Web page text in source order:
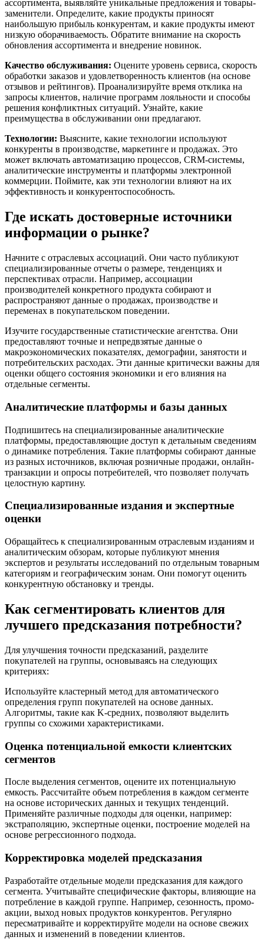
ассортимента, выявляйте уникальные предложения и товары-
заменители. Определите, какие продукты приносят
наибольшую прибыль конкурентам, и какие продукты имеют
низкую оборачиваемость. Обратите внимание на скорость
обновления ассортимента и внедрение новинок.
Качество обслуживания: Оцените уровень сервиса, скорость
обработки заказов и удовлетворенность клиентов (на основе
отзывов и рейтингов). Проанализируйте время отклика на
запросы клиентов, наличие программ лояльности и способы
решения конфликтных ситуаций. Узнайте, какие
преимущества в обслуживании они предлагают.
Технологии: Выясните, какие технологии используют
конкуренты в производстве, маркетинге и продажах. Это
может включать автоматизацию процессов, CRM-системы,
аналитические инструменты и платформы электронной
коммерции. Поймите, как эти технологии влияют на их
эффективность и конкурентоспособность.
Где искать достоверные источники
информации о рынке?
Начните с отраслевых ассоциаций. Они часто публикуют
специализированные отчеты о размере, тенденциях и
перспективах отрасли. Например, ассоциации
производителей конкретного продукта собирают и
распространяют данные о продажах, производстве и
переменах в покупательском поведении.
Изучите государственные статистические агентства. Они
предоставляют точные и непредвзятые данные о
макроэкономических показателях, демографии, занятости и
потребительских расходах. Эти данные критически важны для
оценки общего состояния экономики и его влияния на
отдельные сегменты.
Аналитические платформы и базы данных
Подпишитесь на специализированные аналитические
платформы, предоставляющие доступ к детальным сведениям
о динамике потребления. Такие платформы собирают данные
из разных источников, включая розничные продажи, онлайн-
транзакции и опросы потребителей, что позволяет получать
целостную картину.
Специализированные издания и экспертные
оценки
Обращайтесь к специализированным отраслевым изданиям и
аналитическим обзорам, которые публикуют мнения
экспертов и результаты исследований по отдельным товарным
категориям и географическим зонам. Они помогут оценить
конкурентную обстановку и тренды.
Как сегментировать клиентов для
лучшего предсказания потребности?
Для улучшения точности предсказаний, разделите
покупателей на группы, основываясь на следующих
критериях:
Используйте кластерный метод для автоматического
определения групп покупателей на основе данных.
Алгоритмы, такие как K-средних, позволяют выделить
группы со схожими характеристиками.
Оценка потенциальной емкости клиентских
сегментов
После выделения сегментов, оцените их потенциальную
емкость. Рассчитайте объем потребления в каждом сегменте
на основе исторических данных и текущих тенденций.
Применяйте различные подходы для оценки, например:
экстраполяцию, экспертные оценки, построение моделей на
основе регрессионного подхода.
Корректировка моделей предсказания
Разработайте отдельные модели предсказания для каждого
сегмента. Учитывайте специфические факторы, влияющие на
потребление в каждой группе. Например, сезонность, промо-
акции, выход новых продуктов конкурентов. Регулярно
пересматривайте и корректируйте модели на основе свежих
данных и изменений в поведении клиентов.